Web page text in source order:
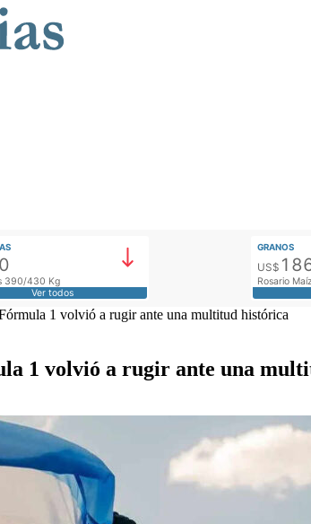
390/430 Kg
Ver todos
GRANOS
US$
Rosario Maíz
1 volvió a rugir ante una multitud histórica
1 volvió a rugir ante una